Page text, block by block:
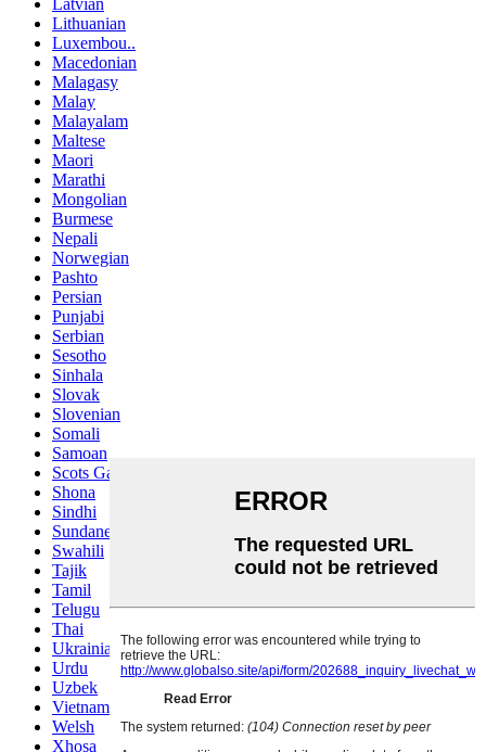
Latvian
Lithuanian
Luxembou..
Macedonian
Malagasy
Malay
Malayalam
Maltese
Maori
Marathi
Mongolian
Burmese
Nepali
Norwegian
Pashto
Persian
Punjabi
Serbian
Sesotho
Sinhala
Slovak
Slovenian
Somali
Samoan
Scots Gaelic
Shona
Sindhi
Sundanese
Swahili
Tajik
Tamil
Telugu
Thai
Ukrainian
Urdu
Uzbek
Vietnamese
Welsh
Xhosa